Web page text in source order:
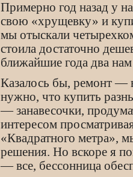
Примерно год назад у
свою «хрущевку» и
мы отыскали
стоила достаточно
ближайшие года два
Казалось бы, ремонт —
нужно, что купить
— занавесочки,
интересом
«Квадратного метра»,
решения. Но вскоре я
— все, бессонница